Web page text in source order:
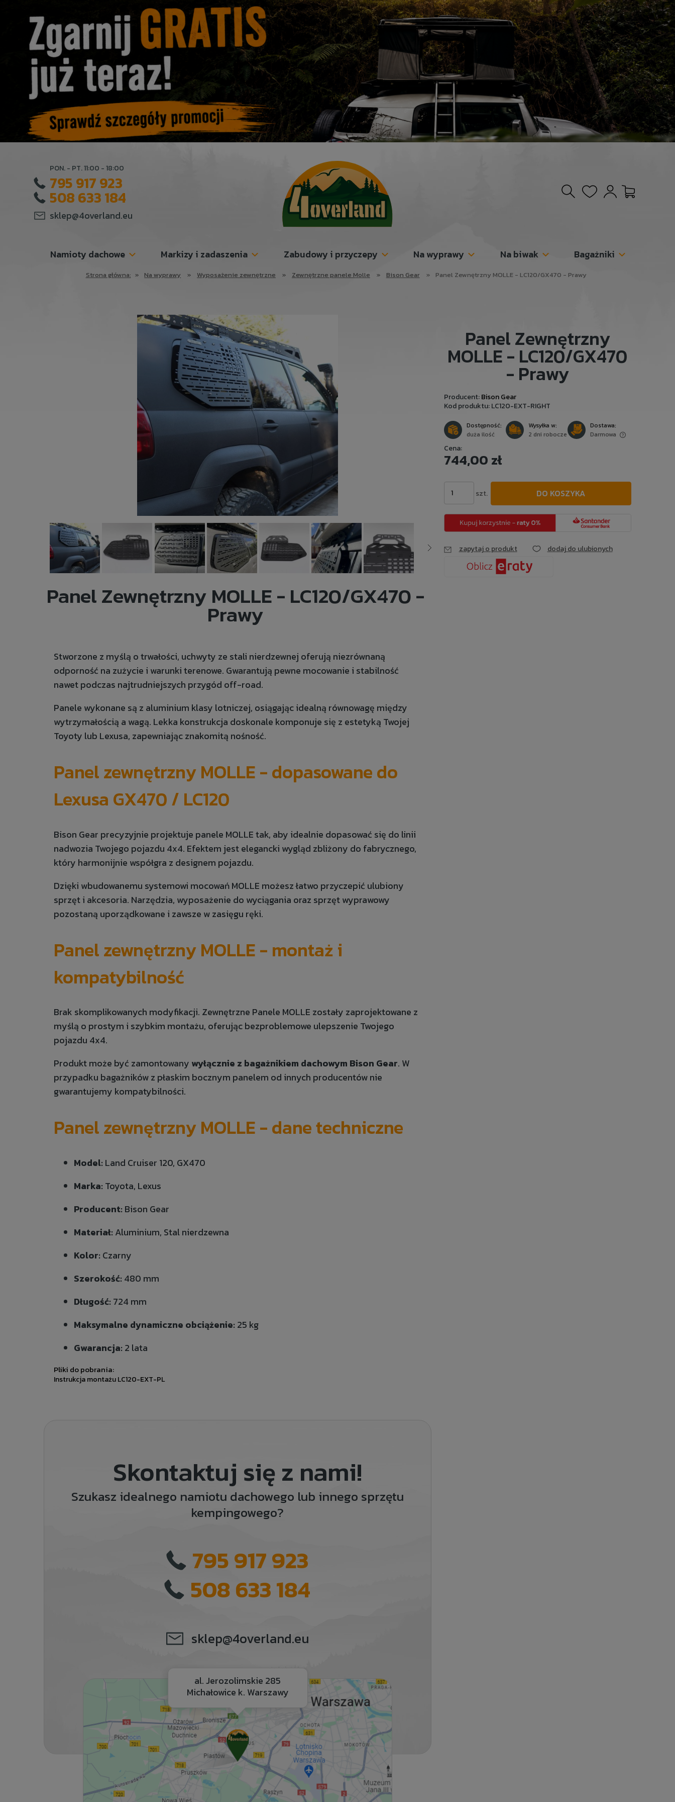
PON. - PT. 11:00 - 18:00
795 917 923
508 633 184
sklep@4overland.eu
Namioty dachowe Markizy i zadaszenia Zabudowy i przyczepy Na wyprawy Na biwak Bagażniki
Strona główna: » Na wyprawy » Wyposażenie zewnętrzne » Zewnętrzne panele Molle » Bison Gear » Panel Zewnętrzny MOLLE - LC120/GX470 - Prawy
Panel Zewnętrzny MOLLE - LC120/GX470 -
Prawy
Stworzone z myślą o trwałości, uchwyty ze stali nierdzewnej oferują niezrównaną
odporność na zużycie i warunki terenowe. Gwarantują pewne mocowanie i stabilność
nawet podczas najtrudniejszych przygód off-road.
Panele wykonane są z aluminium klasy lotniczej, osiągając idealną równowagę między
wytrzymałością a wagą. Lekka konstrukcja doskonale komponuje się z estetyką Twojej
Toyoty lub Lexusa, zapewniając znakomitą nośność.
Panel zewnętrzny MOLLE - dopasowane do
Lexusa GX470 / LC120
Bison Gear precyzyjnie projektuje panele MOLLE tak, aby idealnie dopasować się do linii
nadwozia Twojego pojazdu 4x4. Efektem jest elegancki wygląd zbliżony do fabrycznego,
który harmonijnie współgra z designem pojazdu.
Dzięki wbudowanemu systemowi mocowań MOLLE możesz łatwo przyczepić ulubiony
sprzęt i akcesoria. Narzędzia, wyposażenie do wyciągania oraz sprzęt wyprawowy
pozostaną uporządkowane i zawsze w zasięgu ręki.
Panel zewnętrzny MOLLE - montaż i
kompatybilność
Brak skomplikowanych modyfikacji. Zewnętrzne Panele MOLLE zostały zaprojektowane z
myślą o prostym i szybkim montażu, oferując bezproblemowe ulepszenie Twojego
pojazdu 4x4.
Produkt może być zamontowany wyłącznie z bagażnikiem dachowym Bison Gear. W
przypadku bagażników z płaskim bocznym panelem od innych producentów nie
gwarantujemy kompatybilności.
Panel zewnętrzny MOLLE - dane techniczne
Model: Land Cruiser 120, GX470
Marka: Toyota, Lexus
Producent: Bison Gear
Materiał: Aluminium, Stal nierdzewna
Kolor: Czarny
Szerokość: 480 mm
Długość: 724 mm
Maksymalne dynamiczne obciążenie: 25 kg
Gwarancja: 2 lata
Pliki do pobrania:
Instrukcja montażu LC120-EXT-PL
Skontaktuj się z nami!
Szukasz idealnego namiotu dachowego lub innego sprzętu
kempingowego?
795 917 923
508 633 184
sklep@4overland.eu
al. Jerozolimskie 285
Michałowice k. Warszawy
Panel Zewnętrzny
MOLLE - LC120/GX470
- Prawy
Producent:Bison Gear
Kod produktu: LC120-EXT-RIGHT
Dostępność:
duża ilość
Wysyłka w:
2 dni robocze
Dostawa:
Darmowa
Cena nie zawiera ewentualnych kosztów
płatności
Cena:
744,00 zł
szt. DO KOSZYKA
zapytaj o produkt dodaj do ulubionych